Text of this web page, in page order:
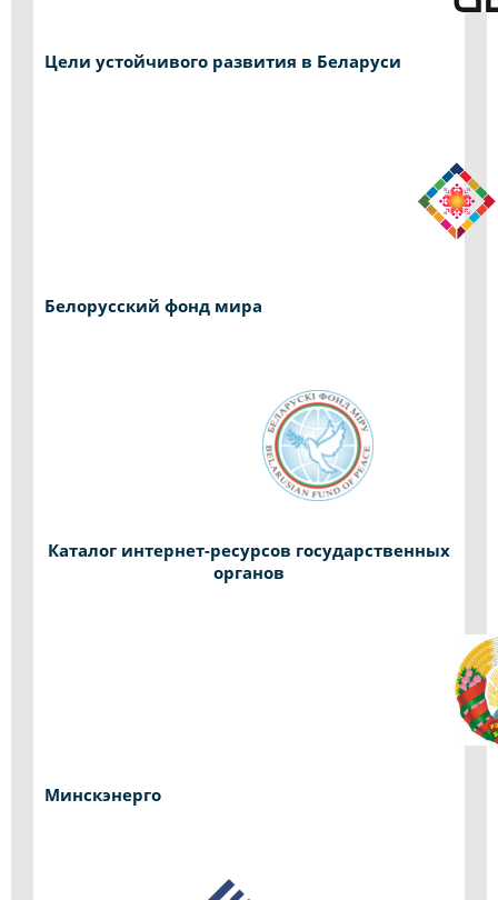
Цели устойчивого развития в Беларуси
Белорусский фонд мира
Каталог интернет-ресурсов государственных
органов
Минскэнерго